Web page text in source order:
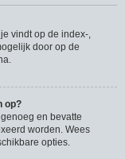
vindt op de index-,
door op de
op?
en bevatte
worden. Wees
opties.